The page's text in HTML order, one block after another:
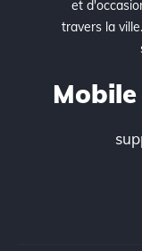
et
travers la
Mobile